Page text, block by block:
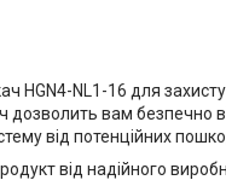
HGN4-NL1-16 для
дозволить вам
від потенційних
від надійного